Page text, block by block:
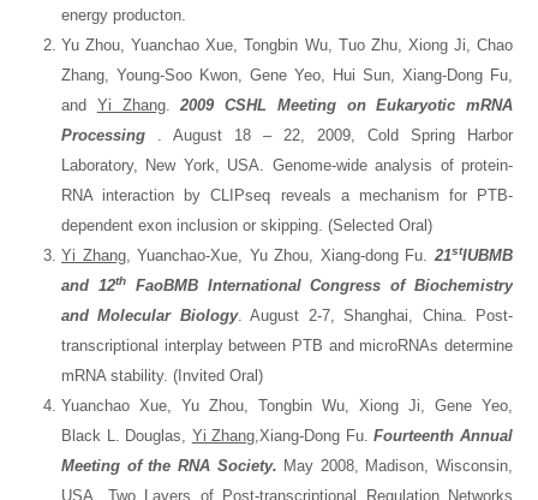
energy producton.
Yu Zhou, Yuanchao Xue, Tongbin Wu, Tuo Zhu, Xiong Ji, Chao
Zhang, Young-Soo Kwon, Gene Yeo, Hui Sun, Xiang-Dong Fu,
and Yi Zhang.2009 CSHL Meeting on Eukaryotic mRNA
Processing . August 18 – 22, 2009, Cold Spring Harbor
Laboratory, New York, USA. Genome-wide analysis of protein-
RNA interaction by CLIPseq reveals a mechanism for PTB-
dependent exon inclusion or skipping. (Selected Oral)
Yi Zhang, Yuanchao-Xue, Yu Zhou, Xiang-dong Fu.21stIUBMB
and 12thFaoBMB International Congress of Biochemistry
and Molecular Biology. August 2-7, Shanghai, China. Post-
transcriptional interplay between PTB and microRNAs determine
mRNA stability. (Invited Oral)
Yuanchao Xue, Yu Zhou, Tongbin Wu, Xiong Ji, Gene Yeo,
Black L. Douglas, Yi Zhang,Xiang-Dong Fu.Fourteenth Annual
Meeting of the RNA Society. May 2008, Madison, Wisconsin,
USA. Two Layers of Post-transcriptional Regulation Networks